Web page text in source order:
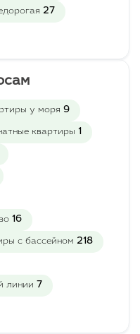
27
у моря 9
квартиры 1
16
с бассейном 218
линии 7